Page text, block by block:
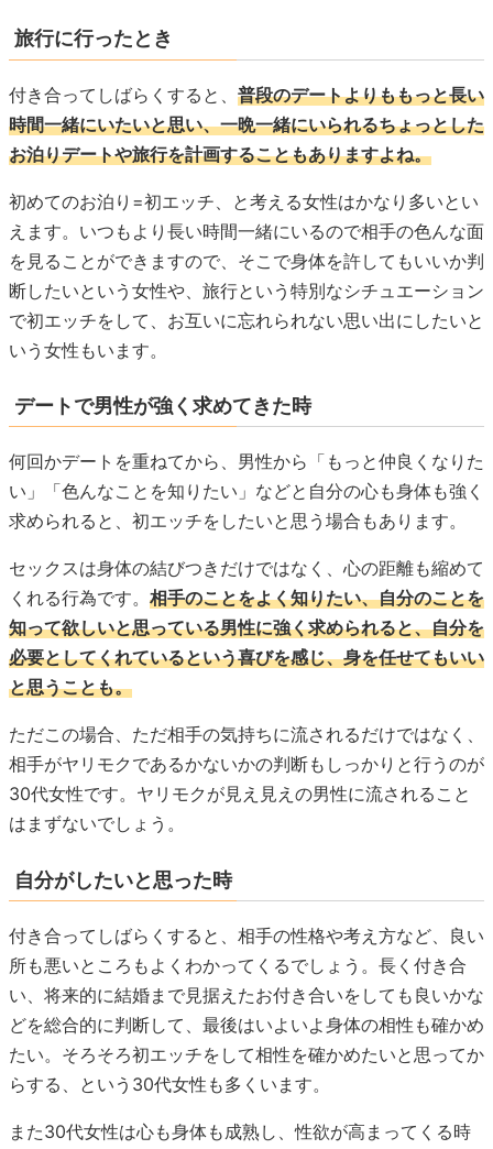
旅行に行ったとき
付き合ってしばらくすると、 普段のデートよりももっと長い
時間一緒にいたいと思い、一晩一緒にいられるちょっとした
お泊りデートや旅行を計画することもありますよね。
初めてのお泊り=初エッチ、と考える女性はかなり多いとい
えます。いつもより長い時間一緒にいるので相手の色んな面
を見ることができますので、そこで身体を許してもいいか判
断したいという女性や、旅行という特別なシチュエーション
で初エッチをして、お互いに忘れられない思い出にしたいと
いう女性もいます。
デートで男性が強く求めてきた時
何回かデートを重ねてから、男性から「もっと仲良くなりた
い」「色んなことを知りたい」などと自分の心も身体も強く
求められると、初エッチをしたいと思う場合もあります。
セックスは身体の結びつきだけではなく、心の距離も縮めて
くれる行為です。 相手のことをよく知りたい、自分のことを
知って欲しいと思っている男性に強く求められると、自分を
必要としてくれているという喜びを感じ、身を任せてもいい
と思うことも。
ただこの場合、ただ相手の気持ちに流されるだけではなく、
相手がヤリモクであるかないかの判断もしっかりと行うのが
30代女性です。ヤリモクが見え見えの男性に流されること
はまずないでしょう。
自分がしたいと思った時
付き合ってしばらくすると、相手の性格や考え方など、良い
所も悪いところもよくわかってくるでしょう。長く付き合
い、将来的に結婚まで見据えたお付き合いをしても良いかな
どを総合的に判断して、最後はいよいよ身体の相性も確かめ
たい。そろそろ初エッチをして相性を確かめたいと思ってか
らする、という30代女性も多くいます。
また30代女性は心も身体も成熟し、性欲が高まってくる時